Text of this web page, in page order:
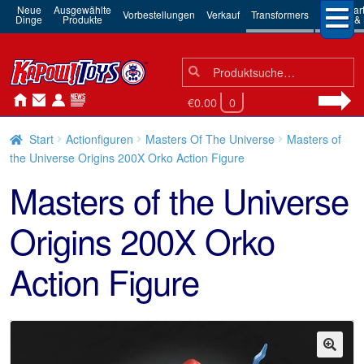
Neue
Dinge
Ausgewählte
Produkte Vorbestellungen Verkauf Transformers 3rd
Robots
Suchen
nach:
Suche
€0.00 0
Start Actionfiguren Masters Of The Universe
Masters of
the Universe Origins 200X Orko Action Figure
Masters of the Universe
Origins 200X Orko
Action Figure